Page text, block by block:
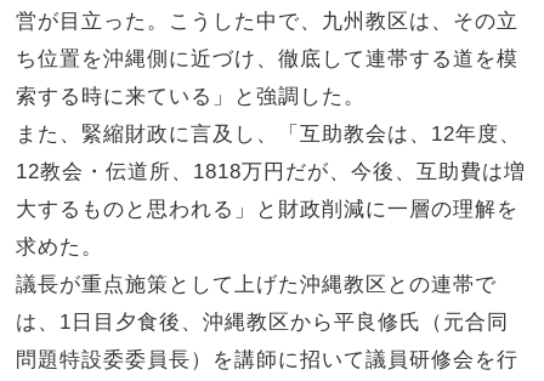
営が目立った。こうした中で、九州教区は、その立
ち位置を沖縄側に近づけ、徹底して連帯する道を模
索する時に来ている」と強調した。
また、緊縮財政に言及し、「互助教会は、12年度、
12教会・伝道所、1818万円だが、今後、互助費は増
大するものと思われる」と財政削減に一層の理解を
求めた。
議長が重点施策として上げた沖縄教区との連帯で
は、1日目夕食後、沖縄教区から平良修氏（元合同
問題特設委委員長）を講師に招いて議員研修会を行